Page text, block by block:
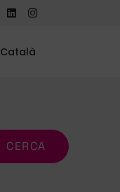
Català
CERCA